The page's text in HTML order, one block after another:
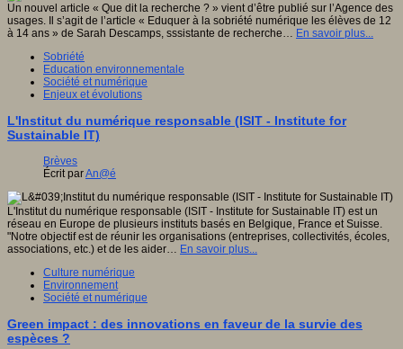
Un nouvel article « Que dit la recherche ? » vient d’être publié sur l’Agence des
usages. Il s’agit de l’article « Eduquer à la sobriété numérique les élèves de 12
à 14 ans » de Sarah Descamps, sssistante de recherche… En savoir plus...
Sobriété
Education environnementale
Société et numérique
Enjeux et évolutions
L'Institut du numérique responsable (ISIT - Institute for
Sustainable IT)
Brèves
Écrit parAn@é
L'Institut du numérique responsable (ISIT - Institute for Sustainable IT) est un
réseau en Europe de plusieurs instituts basés en Belgique, France et Suisse.
"Notre objectif est de réunir les organisations (entreprises, collectivités, écoles,
associations, etc.) et de les aider… En savoir plus...
Culture numérique
Environnement
Société et numérique
Green impact : des innovations en faveur de la survie des
espèces ?